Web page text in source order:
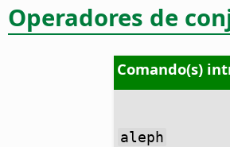
Operadores de
Comando(s)
aleph